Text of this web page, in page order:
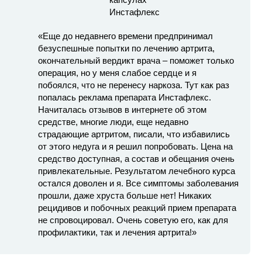
«Еще до недавнего времени предпринимал
безуспешные попытки по лечению артрита,
окончательный вердикт врача – поможет только
операция, но у меня слабое сердце и я
побоялся, что не перенесу наркоза. Тут как раз
попалась реклама препарата Инстафлекс.
Начиталась отзывов в интернете об этом
средстве, многие люди, еще недавно
страдающие артритом, писали, что избавились
от этого недуга и я решил попробовать. Цена на
средство доступная, а состав и обещания очень
привлекательные. Результатом лечебного курса
остался доволен и я. Все симптомы заболевания
прошли, даже хруста больше нет! Никаких
рецидивов и побочных реакций прием препарата
не спровоцировал. Очень советую его, как для
профилактики, так и лечения артрита!»